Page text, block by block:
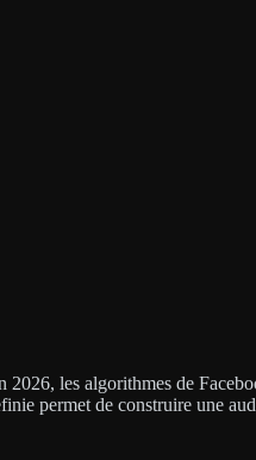
2026, les algorithmes de
permet de construire une